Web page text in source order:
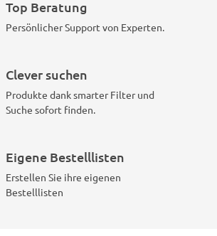
Top Beratung
Persönlicher Support von Experten.
Clever suchen
Produkte dank smarter Filter und
Suche sofort finden.
Eigene Bestelllisten
Erstellen Sie ihre eigenen
Bestelllisten